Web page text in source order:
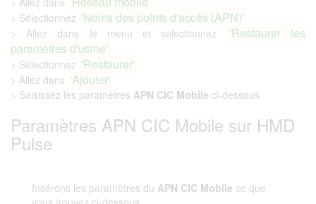
> Sélectionnez 'Noms des points d'accès (APN)'
> Allez dans le menu et sélectionnez
'Restaurer les
paramètres d'usine'
> Sélectionnez 'Restaurer'
> Allez dans 'Ajouter'
> Saisissez les paramètres APN CIC Mobile ci-dessous
Paramètres APN CIC Mobile sur HMD
Pulse
Insérons les paramètres du APN CIC Mobile ce que